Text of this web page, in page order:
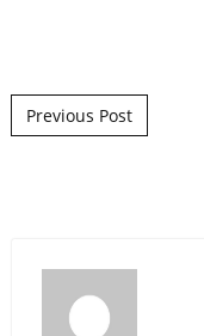
Post
Previous Post